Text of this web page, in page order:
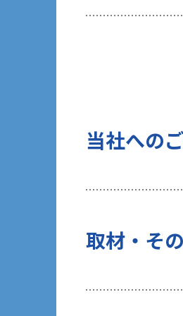
する一部サ
当社がクッ
（２）お客
のタイミン
なお、当社
当社への
取材・そ